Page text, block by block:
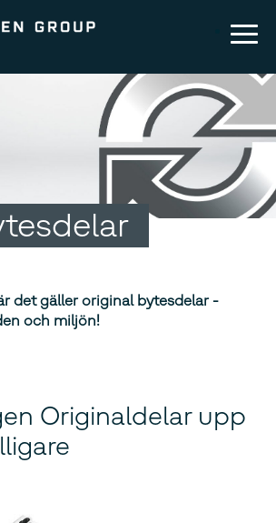
det gäller original bytesdelar -
och miljön!
Originaldelar upp